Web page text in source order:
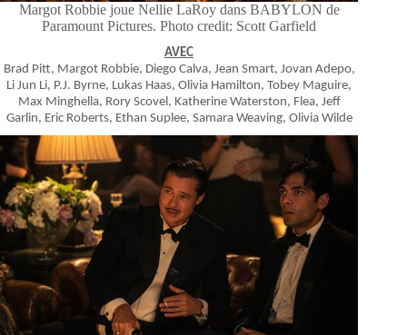
Margot Robbie joue Nellie LaRoy dans BABYLON de
Paramount Pictures. Photo credit: Scott Garfield
AVEC
Brad Pitt, Margot Robbie, Diego Calva, Jean Smart, Jovan Adepo,
Li Jun Li, P.J. Byrne, Lukas Haas, Olivia Hamilton, Tobey Maguire,
Max Minghella, Rory Scovel, Katherine Waterston, Flea, Jeff
Garlin, Eric Roberts, Ethan Suplee, Samara Weaving, Olivia Wilde